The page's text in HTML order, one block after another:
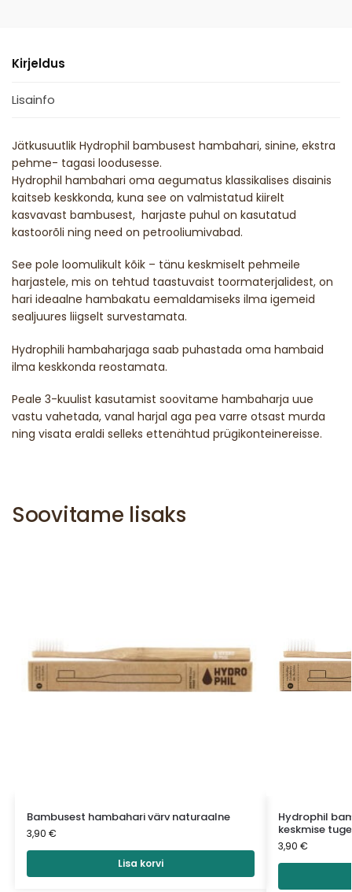
Kirjeldus
Lisainfo
Jätkusuutlik Hydrophil bambusest hambahari, sinine, ekstra
pehme- tagasi loodusesse.
Hydrophil hambahari oma aegumatus klassikalises disainis
kaitseb keskkonda, kuna see on valmistatud kiirelt
kasvavast bambusest, harjaste puhul on kasutatud
kastoorõli ning need on petrooliumivabad.
See pole loomulikult kõik – tänu keskmiselt pehmeile
harjastele, mis on tehtud taastuvaist toormaterjalidest, on
hari ideaalne hambakatu eemaldamiseks ilma igemeid
sealjuures liigselt survestamata.
Hydrophili hambaharjaga saab puhastada oma hambaid
ilma keskkonda reostamata.
Peale 3-kuulist kasutamist soovitame hambaharja uue
vastu vahetada, vanal harjal aga pea varre otsast murda
ning visata eraldi selleks ettenähtud prügikonteinereisse.
Soovitame lisaks
Bambusest hambahari värv naturaalne
3,90 €
Lisa korvi
Hydrophil
keskmise
3,90 €